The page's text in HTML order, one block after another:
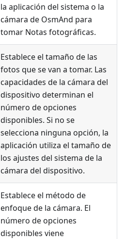
la aplicación del sistema o la
cámara de OsmAnd para
tomar Notas fotográficas.
Establece el tamaño de las
fotos que se van a tomar. Las
capacidades de la cámara del
dispositivo determinan el
número de opciones
disponibles. Si no se
selecciona ninguna opción, la
aplicación utiliza el tamaño de
los ajustes del sistema de la
cámara del dispositivo.
Establece el método de
enfoque de la cámara. El
número de opciones
disponibles viene